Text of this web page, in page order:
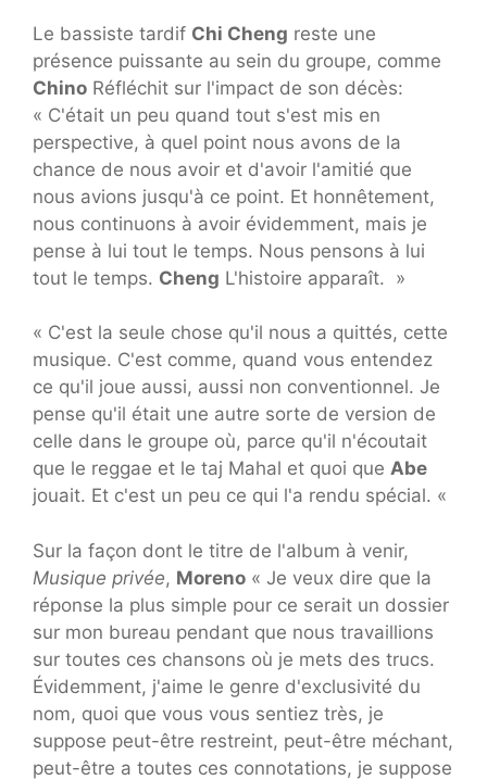
Le bassiste tardif Chi Cheng reste une
présence puissante au sein du groupe, comme
Chino Réfléchit sur l'impact de son décès:
« C'était un peu quand tout s'est mis en
perspective, à quel point nous avons de la
chance de nous avoir et d'avoir l'amitié que
nous avions jusqu'à ce point. Et honnêtement,
nous continuons à avoir évidemment, mais je
pense à lui tout le temps. Nous pensons à lui
tout le temps. Cheng L'histoire apparaît. »
« C'est la seule chose qu'il nous a quittés, cette
musique. C'est comme, quand vous entendez
ce qu'il joue aussi, aussi non conventionnel. Je
pense qu'il était une autre sorte de version de
celle dans le groupe où, parce qu'il n'écoutait
que le reggae et le taj Mahal et quoi que Abe
jouait. Et c'est un peu ce qui l'a rendu spécial. «
Sur la façon dont le titre de l'album à venir,
Musique privée, Moreno « Je veux dire que la
réponse la plus simple pour ce serait un dossier
sur mon bureau pendant que nous travaillions
sur toutes ces chansons où je mets des trucs.
Évidemment, j'aime le genre d'exclusivité du
nom, quoi que vous vous sentiez très, je
suppose peut-être restreint, peut-être méchant,
peut-être a toutes ces connotations, je suppose